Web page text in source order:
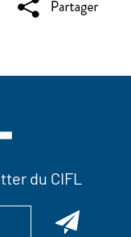
du CIFL